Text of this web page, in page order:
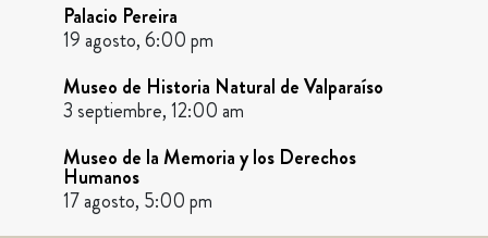
Palacio Pereira
19 agosto, 6:00 pm
Museo de Historia Natural de Valparaíso
3 septiembre, 12:00 am
Museo de la Memoria y los Derechos
Humanos
17 agosto, 5:00 pm